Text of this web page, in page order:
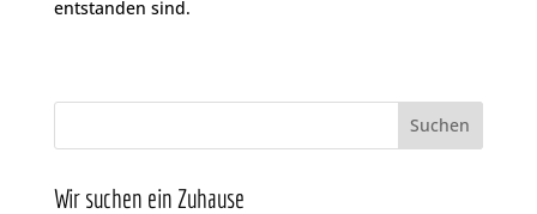
entstanden sind.
Wir suchen ein Zuhause